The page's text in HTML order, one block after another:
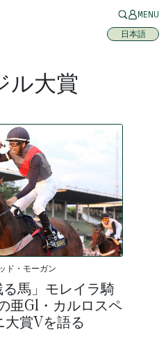
MENU
日本語
ル大賞
ド・モーガン
る馬」モレイラ騎
亜G1・カルロスペ
大賞Vを語る